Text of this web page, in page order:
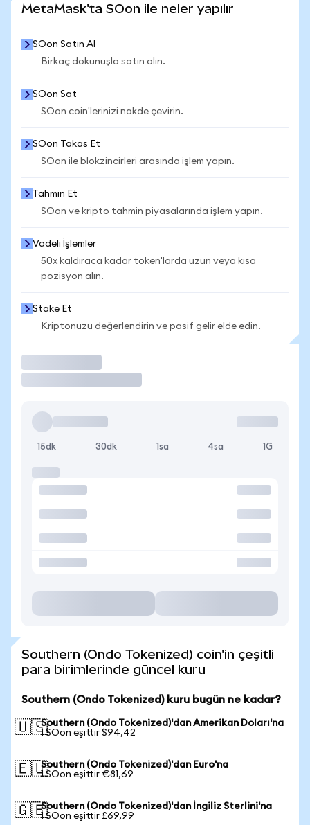
MetaMask'ta SOon ile neler yapılır
SOon Satın Al
Birkaç dokunuşla satın alın.
SOon Sat
SOon coin'lerinizi nakde çevirin.
SOon Takas Et
SOon ile blokzincirleri arasında işlem yapın.
Tahmin Et
SOon ve kripto tahmin piyasalarında işlem yapın.
Vadeli İşlemler
50x kaldıraca kadar token'larda uzun veya kısa
pozisyon alın.
Stake Et
Kriptonuzu değerlendirin ve pasif gelir elde edin.
15dk 30dk 1sa 4sa 1G
Southern (Ondo Tokenized) coin'in çeşitli
para birimlerinde güncel kuru
Southern (Ondo Tokenized) kuru bugün ne kadar?
🇺🇸Southern (Ondo Tokenized)'dan Amerikan Doları'na
1 SOon eşittir $94,42
🇪🇺Southern (Ondo Tokenized)'dan Euro'na
1 SOon eşittir €81,69
🇬🇧Southern (Ondo Tokenized)'dan İngiliz Sterlini'na
1 SOon eşittir £69,99